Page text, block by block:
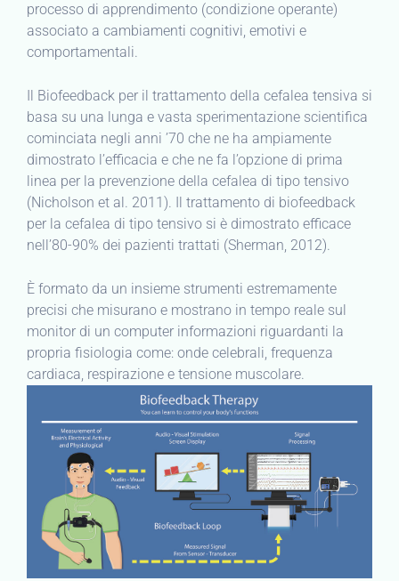
processo di apprendimento (condizione operante)
associato a cambiamenti cognitivi, emotivi e
comportamentali.
Il Biofeedback per il trattamento della cefalea tensiva si
basa su una lunga e vasta sperimentazione scientifica
cominciata negli anni ’70 che ne ha ampiamente
dimostrato l’efficacia e che ne fa l’opzione di prima
linea per la prevenzione della cefalea di tipo tensivo
(Nicholson et al. 2011). Il trattamento di biofeedback
per la cefalea di tipo tensivo si è dimostrato efficace
nell’80-90% dei pazienti trattati (Sherman, 2012).
È formato da un insieme strumenti estremamente
precisi che misurano e mostrano in tempo reale sul
monitor di un computer informazioni riguardanti la
propria fisiologia come: onde celebrali, frequenza
cardiaca, respirazione e tensione muscolare.